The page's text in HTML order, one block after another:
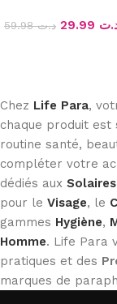
د.ت59.98
Chez Life Para,
chaque produit
routine santé,
compléter votre
dédiés aux Solaires
pour le Visage, le
gammes Hygiène,
Homme. Life Para
pratiques et des
marques de